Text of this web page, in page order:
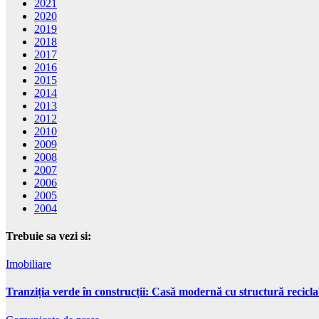
2021
2020
2019
2018
2017
2016
2015
2014
2013
2012
2010
2009
2008
2007
2006
2005
2004
Trebuie sa vezi si:
Imobiliare
Tranziția verde în construcții: Casă modernă cu structură